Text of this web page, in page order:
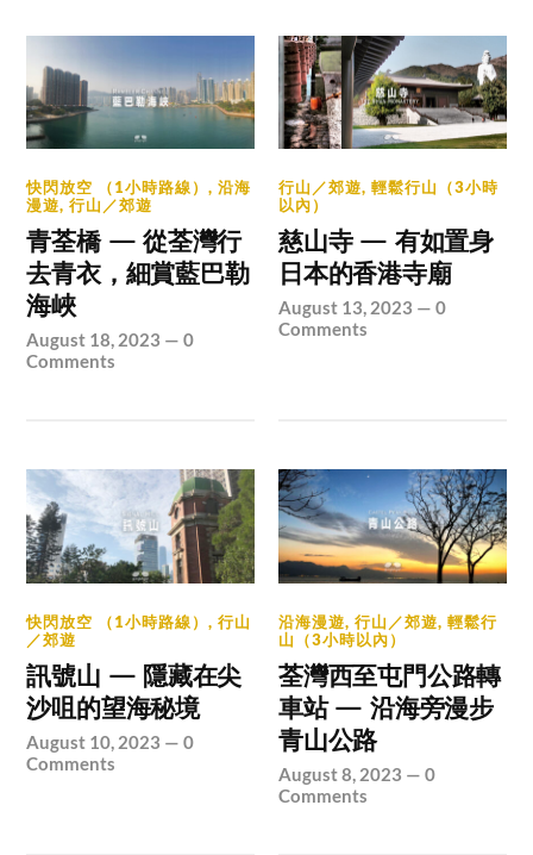
快閃放空 （1小時路線）,沿海
漫遊,行山／郊遊
青荃橋 — 從荃灣行
去青衣，細賞藍巴勒
海峽
August 18, 2023 —0
Comments
行山／郊遊,輕鬆行山（3小時
以內）
慈山寺 — 有如置身
日本的香港寺廟
August 13, 2023 —0
Comments
快閃放空 （1小時路線）,行山
／郊遊
訊號山 — 隱藏在尖
沙咀的望海秘境
August 10, 2023 —0
Comments
沿海漫遊,行山／郊遊,輕鬆行
山（3小時以內）
荃灣西至屯門公路轉
車站 — 沿海旁漫步
青山公路
August 8, 2023 —0
Comments